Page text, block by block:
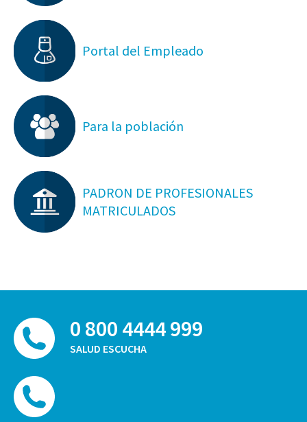
Portal del Empleado
Para la población
PADRON DE PROFESIONALES
MATRICULADOS
0 800 4444 999
SALUD ESCUCHA